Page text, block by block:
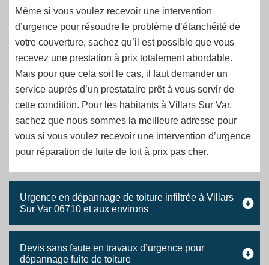
Même si vous voulez recevoir une intervention
d’urgence pour résoudre le problème d’étanchéité de
votre couverture, sachez qu’il est possible que vous
recevez une prestation à prix totalement abordable.
Mais pour que cela soit le cas, il faut demander un
service auprès d’un prestataire prêt à vous servir de
cette condition. Pour les habitants à Villars Sur Var,
sachez que nous sommes la meilleure adresse pour
vous si vous voulez recevoir une intervention d’urgence
pour réparation de fuite de toit à prix pas cher.
Urgence en dépannage de toiture infiltrée à Villars
Sur Var 06710 et aux environs
Devis sans faute en travaux d’urgence pour
dépannage fuite de toiture